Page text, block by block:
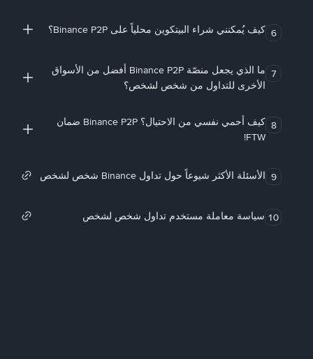
6 كيف يُمكنني شراء البيتكوين محلياً على Binance P2P؟
7
ما الذي يجعل منصّة Binance P2P أفضل من الأسواق
الأخرى للتداول من شخص لشخص؟
8
كيف أحمي نفسي من الاحتيال؟ Binance P2P ضمان
FTW!
9 الأسئلة الأكثر شيوعاً حول تداول Binance شخص لشخص
10 سياسة معاملة مستخدم تداول شخص لشخص